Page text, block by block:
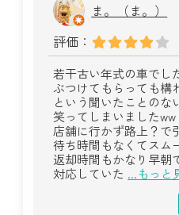
ま。（ま。）
評価：
若干古い年式の車でし
ぶつけてもらっても構
という聞いたことのな
笑ってしまいましたww
店舗に行かず路上？で
待ち時間もなくてスム
返却時間もかなり早朝
対応していた ...もっと